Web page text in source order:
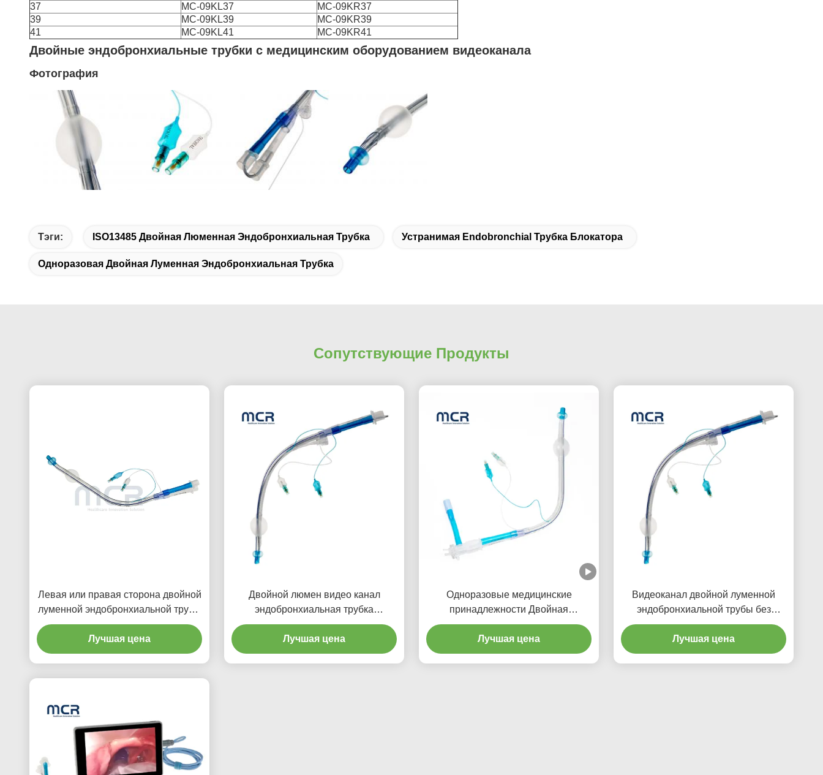
37
MC-09KL37
MC-09KR37
39
MC-09KL39
MC-09KR39
41
MC-09KL41 MC-09KR41
Двойные эндобронхиальные трубки с медицинским оборудованием видеоканала
Фотография
Тэги: ISO13485 Двойная Люменная Эндобронхиальная Трубка Устранимая Endobronchial Трубка Блокатора
Одноразовая Двойная Луменная Эндобронхиальная Трубка
Сопутствующие Продукты
Левая или правая сторона двойной
луменной эндобронхиальной трубы
с видеоканалом
Лучшая цена
Двойной люмен видео канал
эндобронхиальная трубка
визуальная пероральная ПВХ
Лучшая цена
Одноразовые медицинские
принадлежности Двойная
луменная эндотрахеальная трубка
с микротонкой манжетой PU
Лучшая цена
Видеоканал двойной луменной
эндобронхиальной трубы без
камеры
Лучшая цена